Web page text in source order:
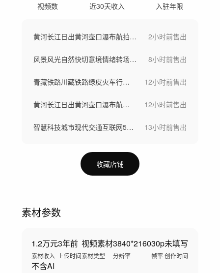
视频数 近30天收入 入驻年限
黄河长江日出黄河壶口瀑布航拍河水汹涌奔涌 2小时前售出
风景风光自然快切意境情绪转场空镜头快节奏 8小时前售出
青藏铁路川藏铁路绿皮火车行驶铁路货运列车 12小时前售出
黄河长江日出黄河壶口瀑布航拍河水汹涌奔涌 12小时前售出
智慧科技城市现代交通互联网5G数字城市 13小时前售出
收藏店铺
素材参数
1.2万元
素材收入
3年前
上传时间
视频素材
素材类型
3840*2160
分辨率
30p
帧率
未填写
创作时间
不含AI